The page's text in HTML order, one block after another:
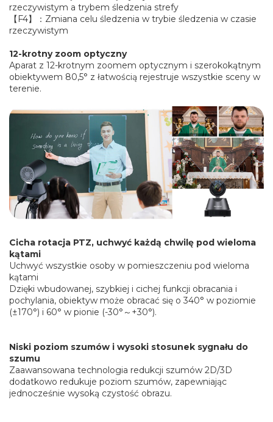
rzeczywistym a trybem śledzenia strefy
【F4】：Zmiana celu śledzenia w trybie śledzenia w czasie
rzeczywistym
12-krotny zoom optyczny
Aparat z 12-krotnym zoomem optycznym i szerokokątnym
obiektywem 80,5° z łatwością rejestruje wszystkie sceny w
terenie.
Cicha rotacja PTZ, uchwyć każdą chwilę pod wieloma
kątami
Uchwyć wszystkie osoby w pomieszczeniu pod wieloma
kątami
Dzięki wbudowanej, szybkiej i cichej funkcji obracania i
pochylania, obiektyw może obracać się o 340° w poziomie
(±170°) i 60° w pionie (-30°～+30°).
Niski poziom szumów i wysoki stosunek sygnału do
szumu
Zaawansowana technologia redukcji szumów 2D/3D
dodatkowo redukuje poziom szumów, zapewniając
jednocześnie wysoką czystość obrazu.